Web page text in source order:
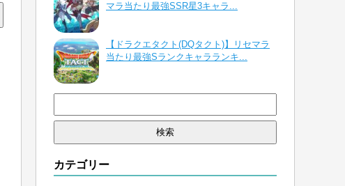
マラ当たり最強SSR星3キャラ...
【ドラクエタクト(DQタクト)】リセマラ
当たり最強Sランクキャラランキ...
索:
カテゴリー